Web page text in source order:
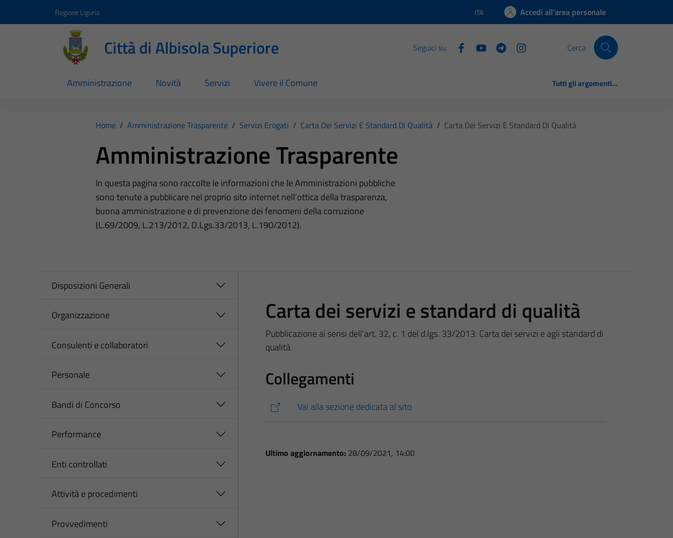
Regione Liguria Lingua attiva:
ITA Accedi all'area personale
Città di Albisola Superiore Seguici su: Cerca
Amministrazione Novità Servizi Vivere il Comune Tutti gli argomenti...
Home / Amministrazione Trasparente / Servizi Erogati / Carta Dei Servizi E Standard Di Qualità / Carta Dei Servizi E Standard Di Qualità
Amministrazione Trasparente
In questa pagina sono raccolte le informazioni che le Amministrazioni pubbliche
sono tenute a pubblicare nel proprio sito internet nell’ottica della trasparenza,
buona amministrazione e di prevenzione dei fenomeni della corruzione
(L.69/2009, L.213/2012, D.Lgs.33/2013, L.190/2012).
Disposizioni Generali
Organizzazione
Consulenti e collaboratori
Personale
Bandi di Concorso
Performance
Enti controllati
Attività e procedimenti
Provvedimenti
Carta dei servizi e standard di qualità
Pubblicazione ai sensi dell’art. 32, c. 1 del d.lgs. 33/2013: Carta dei servizi e agli standard di
qualità.
Collegamenti
Vai alla sezione dedicata al sito
Ultimo aggiornamento: 28/09/2021, 14:00